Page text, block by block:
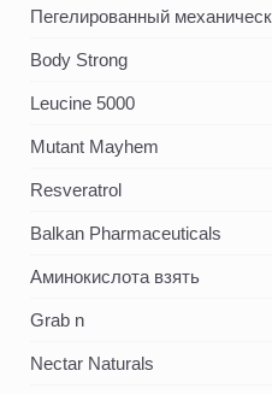
Пегелированный
Body Strong
Leucine 5000
Mutant Mayhem
Resveratrol
Balkan Pharmaceuticals
Аминокислота взять
Grab n
Nectar Naturals